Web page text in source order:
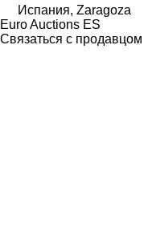
Испания, Zaragoza
Euro Auctions ES
Связаться с продавцом